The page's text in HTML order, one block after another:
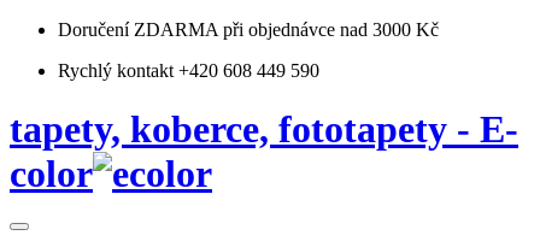
Doručení ZDARMA při objednávce nad 3000 Kč
Rychlý kontakt +420 608 449 590
tapety, koberce, fototapety - E-
color